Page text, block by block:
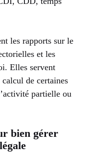
les rapports sur le
et les
Elles servent
de certaines
partielle ou
bien gérer